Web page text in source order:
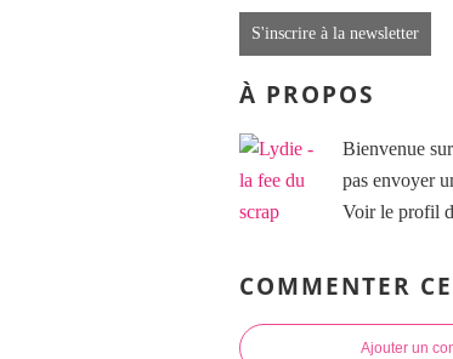
S'inscrire à la newsletter
À PROPOS
Bienvenue
pas envoyer
Voir le profil
COMMENTER
Ajouter un